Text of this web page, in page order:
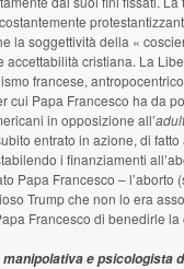
la soggettività della «
accettabilità cristiana. La
francese,
cui Papa Francesco ha da
in opposizione all’
entrato in azione, di
i finanziamenti
Papa Francesco –
Trump che non lo era
Francesco di benedirle
e psicologista